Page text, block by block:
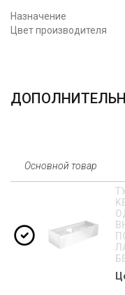
Назначение
Цвет производителя
Основной товар